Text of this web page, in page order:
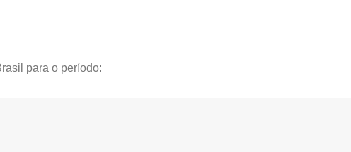
para o período: